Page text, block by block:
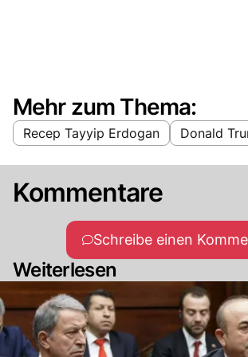
Mehr zum Thema:
Recep Tayyip Erdogan Donald
Kommentare
Schreibe einen
Weiterlesen